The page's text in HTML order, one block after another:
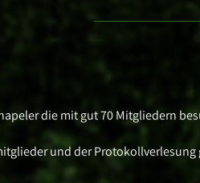
die mit gut 70 Mitgliedern
und der Protokollverlesung